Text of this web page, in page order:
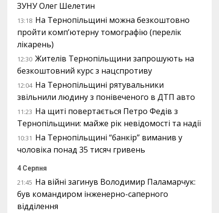
ЗУНУ Олег Шелетин
13:18 На Тернопільщині можна безкоштовно
пройти комп’ютерну томографію (перелік
лікарень)
12:30 Жителів Тернопільщини запрошують на
безкоштовний курс з нацспротиву
12:04 На Тернопільщині рятувальники
звільнили людину з понівеченого в ДТП авто
11:23 На щиті повертається Петро Федів з
Тернопільщини: майже рік невідомості та надії
10:31 На Тернопільщині “банкір” виманив у
чоловіка понад 35 тисяч гривень
4 Серпня
21:45 На війні загинув Володимир Паламарчук:
був командиром інженерно-саперного
відділення